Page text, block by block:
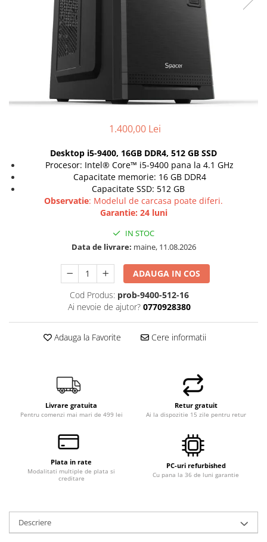
Genti Laptop
Incarcatoare laptop
Incarcatoare laptop refurbished
Standuri și Coolere Laptop
Alte accesorii
Card reader
Placi de baza
Ventilatoare carcasa
Componente Renew/Refurbished
PC All-in-One
Calculatoare All-in-One NOI
All-in-One REFURBISHED
Calculatoare All-in-One RENEW
1.400,00 Lei
Desktop i5-9400, 16GB DDR4, 512 GB SSD
Procesor: Intel® Core™ i5-9400 pana la 4.1 GHz
Capacitate memorie: 16 GB DDR4
Capacitate SSD: 512 GB
Observatie: Modelul de carcasa poate diferi.
Garantie: 24 luni
IN STOC
Data de livrare: maine, 11.08.2026
ADAUGA IN COS
Cod Produs: prob-9400-512-16
Ai nevoie de ajutor? 0770928380
Adauga la Favorite Cere informatii
Livrare gratuita
Pentru comenzi mai mari de 499 lei
Retur gratuit
Ai la dispozitie 15 zile pentru retur
Plata in rate
Modalitati multiple de plata si
creditare
PC-uri refurbished
Cu pana la 36 de luni garantie
Descriere